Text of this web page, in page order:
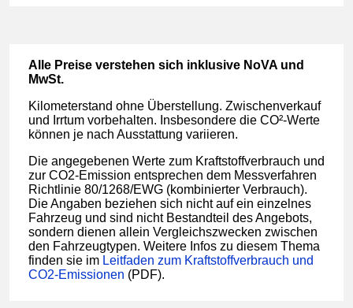
Al­le Prei­se ver­ste­hen sich in­klu­si­ve No­VA und
MwSt.
Ki­lo­me­ter­stand oh­ne Über­stel­lung. Zwi­schen­ver­kauf
und Irr­tum vor­be­hal­ten. Ins­be­son­de­re die CO²-Wer­te
kön­nen je nach Aus­stat­tung va­ri­ie­ren.
Die an­ge­ge­be­nen Wer­te zum Kraft­stoff­ver­brauch und
zur CO2-Emis­si­on ent­sp­re­chen dem Mess­ver­fah­ren
Richt­li­nie 80/1268/EWG (kom­bi­nier­ter Ver­brauch).
Die An­ga­ben be­zie­hen sich nicht auf ein ein­zel­nes
Fahr­zeug und sind nicht Be­stand­teil des An­ge­bots,
son­dern die­nen al­lein Ver­gleichs­zwe­cken zwi­schen
den Fahr­zeug­ty­pen. Wei­te­re In­fos zu die­sem The­ma
fin­den sie im Leit­fa­den zum Kraft­stoff­ver­brauch und
CO2-Emis­si­o­nen (PDF).